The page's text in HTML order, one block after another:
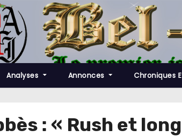
Analyses Annonces Chroniques
: « Rush et